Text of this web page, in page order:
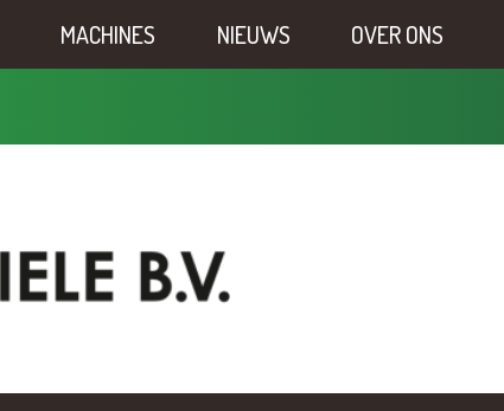
MACHINES NIEUWS OVER ONS